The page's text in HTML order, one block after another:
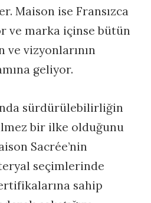
Maison ise Fransızca
ve marka içinse bütün
vizyonlarının
geliyor.
sürdürülebilirliğin
bir ilke olduğunu
Sacrée’nin
seçimlerinde
sahip